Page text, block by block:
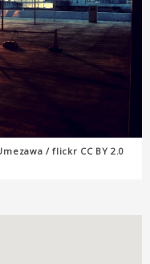
/ flickr CC BY 2.0